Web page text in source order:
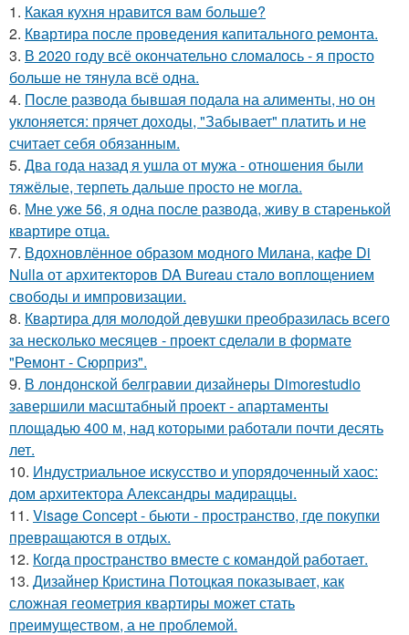
1. Какая кухня нравится вам больше?
2. Квартира после проведения капитального ремонта.
3. В 2020 году всё окончательно сломалось - я просто
больше не тянула всё одна.
4. После развода бывшая подала на алименты, но он
уклоняется: прячет доходы, "Забывает" платить и не
считает себя обязанным.
5. Два года назад я ушла от мужа - отношения были
тяжёлые, терпеть дальше просто не могла.
6. Мне уже 56, я одна после развода, живу в старенькой
квартире отца.
7. Вдохновлённое образом модного Милана, кафе Di
Nulla от архитекторов DA Bureau стало воплощением
свободы и импровизации.
8. Квартира для молодой девушки преобразилась всего
за несколько месяцев - проект сделали в формате
"Ремонт - Сюрприз".
9. В лондонской белгравии дизайнеры Dimorestudio
завершили масштабный проект - апартаменты
площадью 400 м, над которыми работали почти десять
лет.
10. Индустриальное искусство и упорядоченный хаос:
дом архитектора Александры мадираццы.
11. Visage Concept - бьюти - пространство, где покупки
превращаются в отдых.
12. Когда пространство вместе с командой работает.
13. Дизайнер Кристина Потоцкая показывает, как
сложная геометрия квартиры может стать
преимуществом, а не проблемой.